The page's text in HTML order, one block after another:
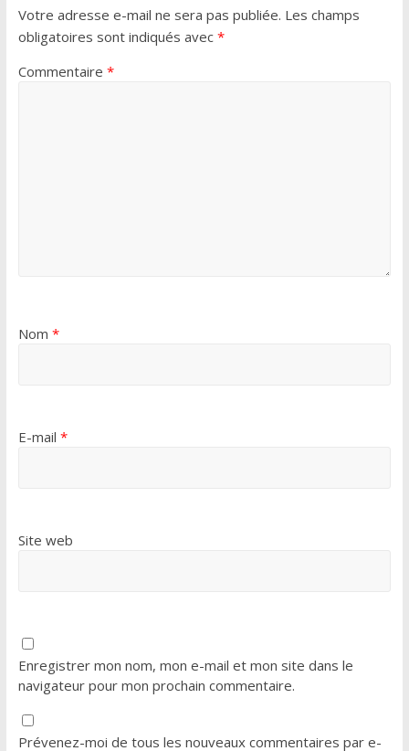
Votre adresse e-mail ne sera pas publiée. Les champs
obligatoires sont indiqués avec *
Commentaire *
Nom *
E-mail *
Site web
Enregistrer mon nom, mon e-mail et mon site dans le
navigateur pour mon prochain commentaire.
Prévenez-moi de tous les nouveaux commentaires par e-